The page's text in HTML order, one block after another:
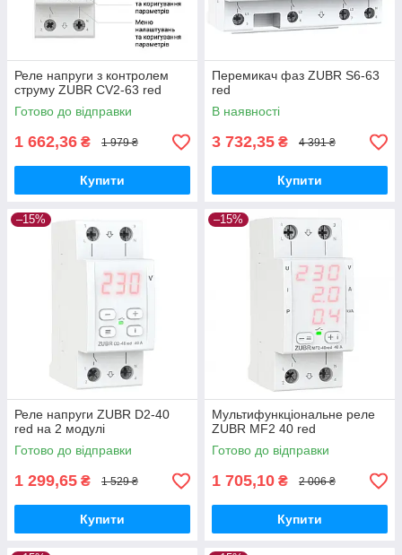
Реле напруги з контролем
струму ZUBR CV2-63 red
Готово до відправки
1 662,36 ₴ 1 979 ₴
Купити
Перемикач фаз ZUBR S6-63
red
В наявності
3 732,35 ₴ 4 391 ₴
Купити
–15%
Реле напруги ZUBR D2-40
red на 2 модулі
Готово до відправки
1 299,65 ₴ 1 529 ₴
Купити
–15%
Мультифункціональне реле
ZUBR MF2 40 red
Готово до відправки
1 705,10 ₴ 2 006 ₴
Купити